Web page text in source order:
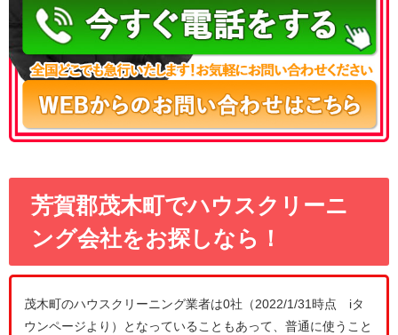
芳賀郡茂木町でハウスクリーニ
ング会社をお探しなら！
茂木町のハウスクリーニング業者は0社（2022/1/31時点 iタ
ウンページより）となっていることもあって、普通に使うこと